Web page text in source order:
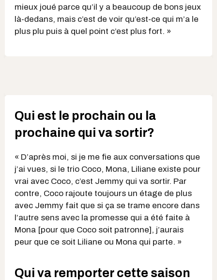
mieux joué parce qu’il y a beaucoup de bons jeux
là-dedans, mais c’est de voir qu’est-ce qui m’a le
plus plu puis à quel point c’est plus fort. »
Qui est le prochain ou la
prochaine qui va sortir?
« D’après moi, si je me fie aux conversations que
j’ai vues, si le trio Coco, Mona, Liliane existe pour
vrai avec Coco, c’est Jemmy qui va sortir. Par
contre, Coco rajoute toujours un étage de plus
avec Jemmy fait que si ça se trame encore dans
l’autre sens avec la promesse qui a été faite à
Mona [pour que Coco soit patronne], j’aurais
peur que ce soit Liliane ou Mona qui parte. »
Qui va remporter cette saison